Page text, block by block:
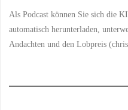
Als Podcast können Sie sich die
automatisch herunterladen,
Andachten und den Lobpreis